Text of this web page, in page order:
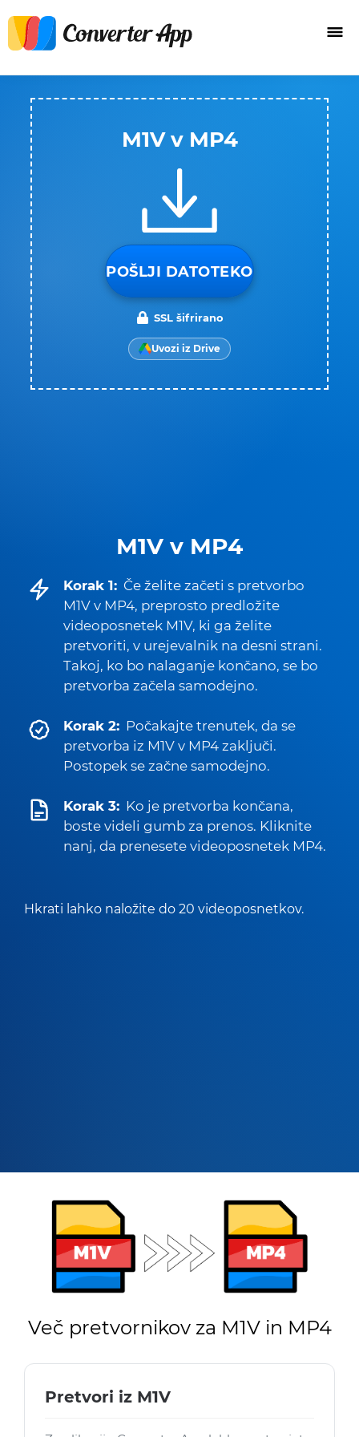
M1V v MP4
Korak 1: Če želite začeti s pretvorbo
M1V v MP4, preprosto predložite
videoposnetek M1V, ki ga želite
pretvoriti, v urejevalnik na desni strani.
Takoj, ko bo nalaganje končano, se bo
pretvorba začela samodejno.
Korak 2: Počakajte trenutek, da se
pretvorba iz M1V v MP4 zaključi.
Postopek se začne samodejno.
Korak 3: Ko je pretvorba končana,
boste videli gumb za prenos. Kliknite
nanj, da prenesete videoposnetek MP4.
Hkrati lahko naložite do 20 videoposnetkov.
M1V v MP4
POŠLJI DATOTEKO
SSL šifrirano
Uvozi iz Drive
Več pretvornikov za M1V in MP4
Pretvori iz M1V